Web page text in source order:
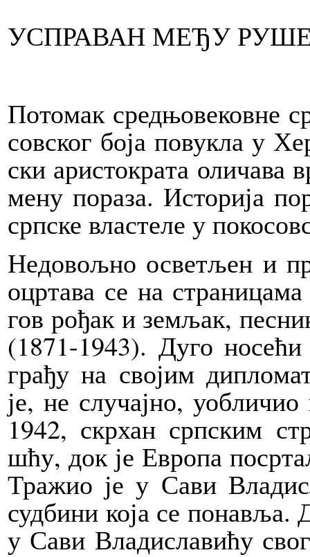
УС­ПРА­ВАН МЕ­ЂУ
По­то­мак сред­њо­ве­ков­не
сов­ског бо­ја по­ву­кла у
ски ари­сто­кра­та оли­ча­ва
ме­ну по­ра­за. Исто­ри­ја
срп­ске вла­сте­ле у
Не­до­вољ­но осве­тљен и
оцр­та­ва се на
гов ро­ђак и зе­мљак,
(1871-1943). Ду­го
гра­ђу на сво­јим
је, не слу­чај­но,
1942, скр­хан срп­ским
шћу, док је Евро­па
Тра­жио је у Са­ви
суд­би­ни ко­ја се
у Са­ви Вла­ди­сла­ви­ћу